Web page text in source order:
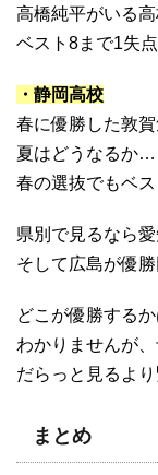
高橋純平がいる
ベスト8まで1失
・静岡高校
春に優勝した敦
夏はどうなるか…
春の選抜でもベ
県別で見るなら愛
そして広島が優
どこが優勝する
わかりませんが
だらっと見るよ
まとめ